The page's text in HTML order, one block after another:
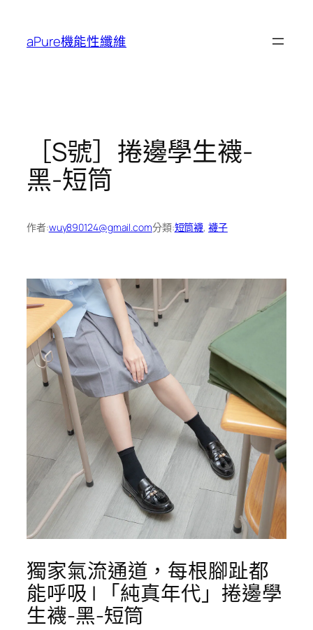
aPure機能性纖維
［S號］捲邊學生襪-
黑-短筒
作者:wuy890124@gmail.com分類:短筒襪, 襪子
獨家氣流通道，每根腳趾都
能呼吸 | 「純真年代」捲邊學
生襪-黑-短筒